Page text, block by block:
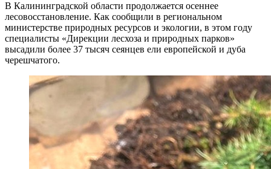
В Калининградской области продолжается осеннее
лесовосстановление. Как сообщили в региональном
министерстве природных ресурсов и экологии, в этом году
специалисты «Дирекции лесхоза и природных парков»
высадили более 37 тысяч сеянцев ели европейской и дуба
черешчатого.